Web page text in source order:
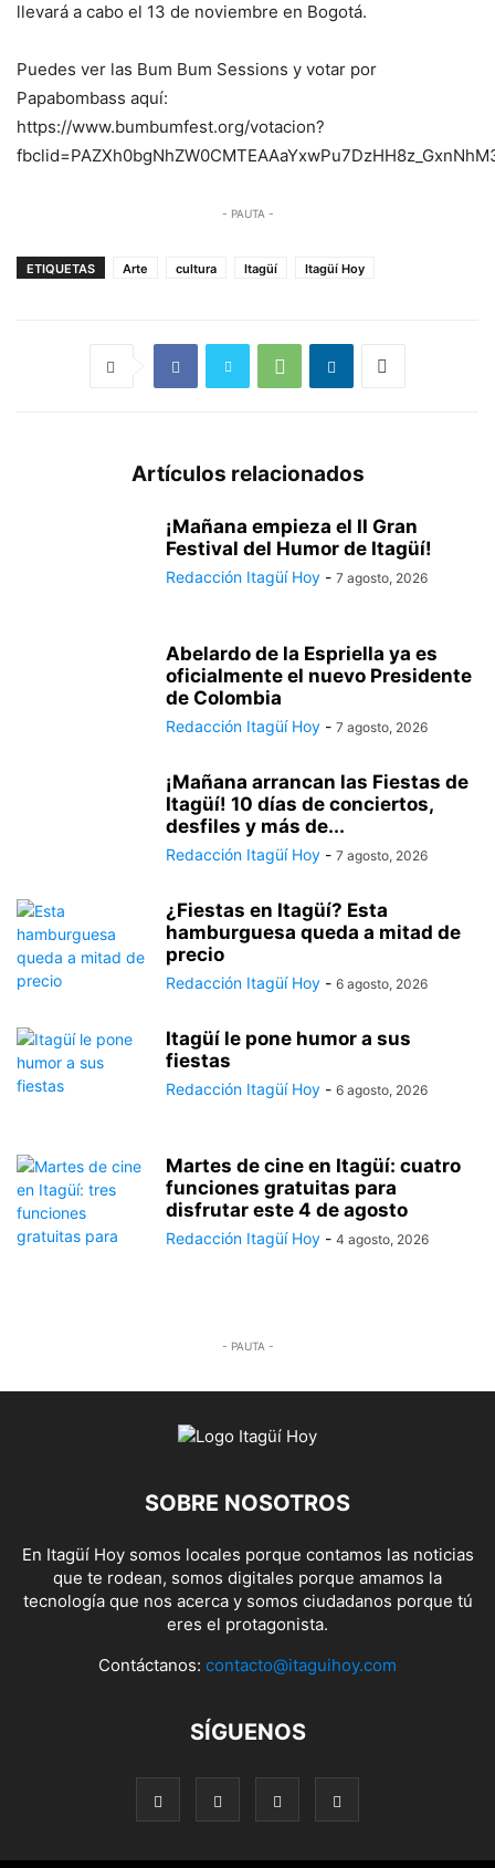
llevará a cabo el 13 de noviembre en Bogotá.
Puedes ver las Bum Bum Sessions y votar por
Papabombass aquí:
https://www.bumbumfest.org/votacion?
- PAUTA -
ETIQUETAS Arte cultura Itagüí Itagüí Hoy
Artículos relacionados
¡Mañana empieza el II Gran
Festival del Humor de Itagüí!
Redacción Itagüí Hoy - 7 agosto, 2026
Abelardo de la Espriella ya es
oficialmente el nuevo Presidente
de Colombia
Redacción Itagüí Hoy - 7 agosto, 2026
¡Mañana arrancan las Fiestas de
Itagüí! 10 días de conciertos,
desfiles y más de...
Redacción Itagüí Hoy - 7 agosto, 2026
¿Fiestas en Itagüí? Esta
hamburguesa queda a mitad de
precio
Redacción Itagüí Hoy - 6 agosto, 2026
Itagüí le pone humor a sus
fiestas
Redacción Itagüí Hoy - 6 agosto, 2026
Martes de cine en Itagüí: cuatro
funciones gratuitas para
disfrutar este 4 de agosto
Redacción Itagüí Hoy - 4 agosto, 2026
- PAUTA -
SOBRE NOSOTROS
En Itagüí Hoy somos locales porque contamos las noticias
que te rodean, somos digitales porque amamos la
tecnología que nos acerca y somos ciudadanos porque tú
eres el protagonista.
Contáctanos: contacto@itaguihoy.com
SÍGUENOS